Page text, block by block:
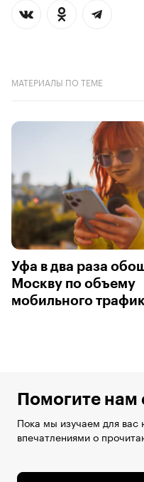
МАТЕРИАЛЫ ПО ТЕМЕ
Уфа в два раза
Москву по объему
мобильного
Помогите нам
Пока мы изучаем для вас
впечатлениями о